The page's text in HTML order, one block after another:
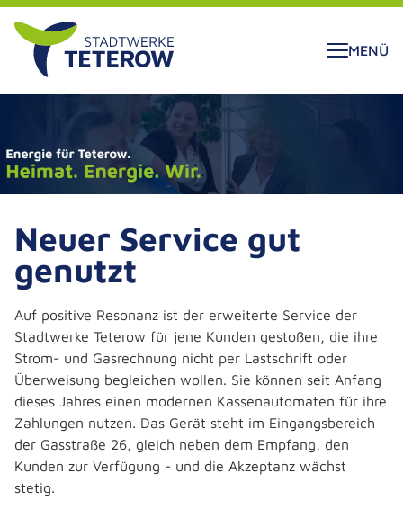
SPRINGEN
MENÜ
Neuer Service gut
genutzt
Auf positive Resonanz ist der erweiterte Service der
Stadtwerke Teterow für jene Kunden gestoßen, die ihre
Strom- und Gasrechnung nicht per Lastschrift oder
Überweisung begleichen wollen. Sie können seit Anfang
dieses Jahres einen modernen Kassenautomaten für ihre
Zahlungen nutzen. Das Gerät steht im Eingangsbereich
der Gasstraße 26, gleich neben dem Empfang, den
Kunden zur Verfügung - und die Akzeptanz wächst
stetig.